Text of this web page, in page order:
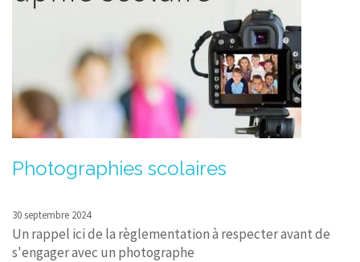
Photographies scolaires
30 septembre 2024
Un rappel ici de la règlementation à respecter avant de
s'engager avec un photographe